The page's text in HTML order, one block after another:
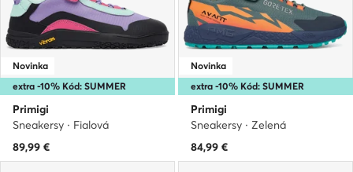
extra -10% Kód: SUMMER
Novinka
Primigi
Sneakersy · Fialová
89,99 €
extra -10% Kód: SUMMER
Novinka
Primigi
Sneakersy · Zelená
84,99 €